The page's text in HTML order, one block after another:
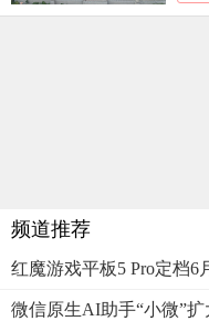
频道推荐
红魔游戏平板5 Pro定档6
微信原生AI助手“小微”